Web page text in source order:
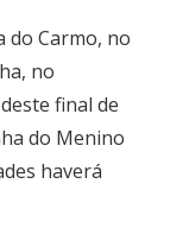
do Carmo, no
no
final de
do Menino
haverá